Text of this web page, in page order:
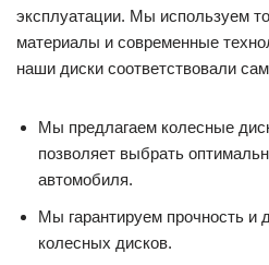
эксплуатации. Мы используем
материалы и современные
наши диски соответствовали
Мы предлагаем колесные
позволяет выбрать
автомобиля.
Мы гарантируем прочность и
колесных дисков.